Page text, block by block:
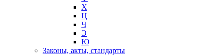
Х
Ц
Ч
Э
Ю
Законы, акты, стандарты